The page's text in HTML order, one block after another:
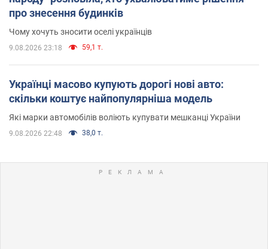
про знесення будинків
Чому хочуть зносити оселі українців
9.08.2026 23:18 59,1 т.
Українці масово купують дорогі нові авто:
скільки коштує найпопулярніша модель
Які марки автомобілів воліють купувати мешканці України
9.08.2026 22:48 38,0 т.